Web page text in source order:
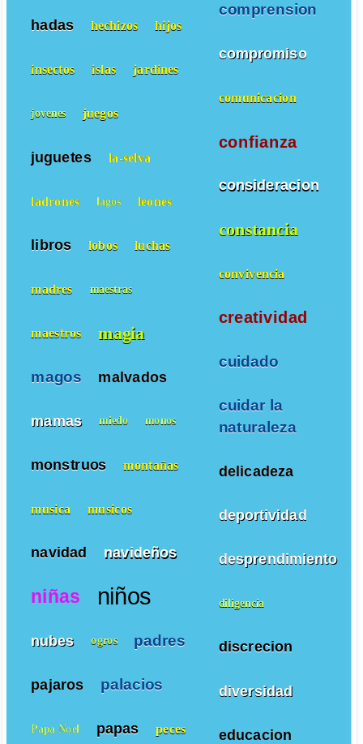
comprension
compromiso
comunicacion
confianza
consideracion
constancia
convivencia
creatividad
cuidado
cuidar la
naturaleza
delicadeza
deportividad
desprendimiento
diligencia
discrecion
diversidad
educacion
hadas hechizos hijos
insectos islas jardines
jovenes juegos
juguetes la-selva
ladrones lagos leones
libros lobos luchas
madres maestras
maestros magia
magos malvados
mamas miedo monos
monstruos montañas
musica musicos
navidad navideños
niñas niños
nubes ogros padres
pajaros palacios
Papa Noel papas peces